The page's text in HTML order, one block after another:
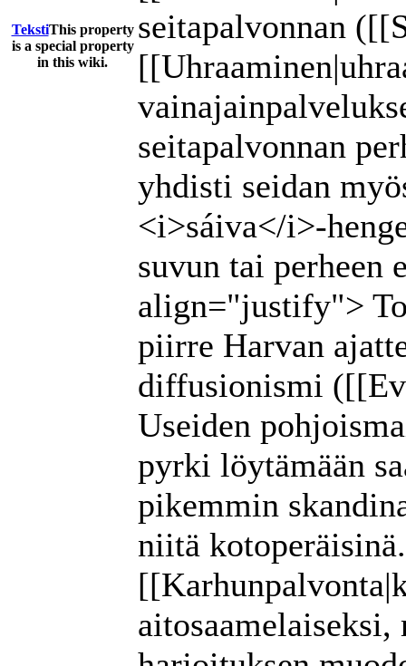
TekstiThis property
is a special property
in this wiki.
seitapalvonnan
seitapalvonnan
yhdisti seidan
<i>sáiva</i>-
suvun tai perheen
align="justify">
piirre Harvan
diffusionismi
Useiden
pyrki löytämään
pikemmin
niitä